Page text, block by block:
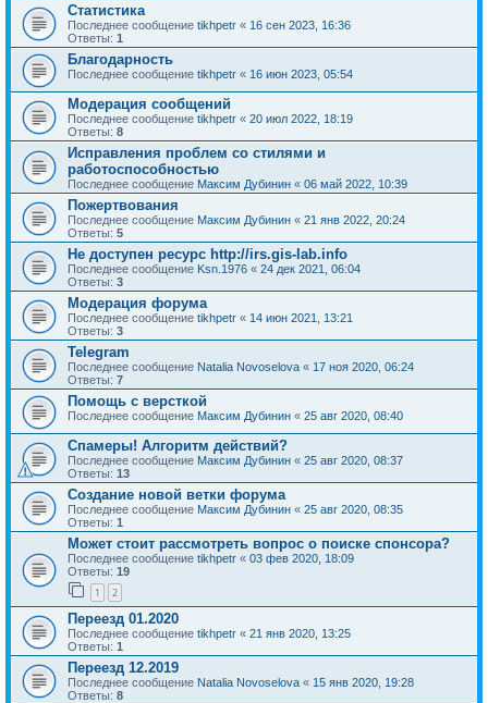
Статистика
Последнее сообщение tikhpetr « 16 сен 2023, 16:36
Ответы: 1
Благодарность
Последнее сообщение tikhpetr « 16 июн 2023, 05:54
Модерация сообщений
Последнее сообщение tikhpetr « 20 июл 2022, 18:19
Ответы: 8
Исправления проблем со стилями и
работоспособностью
Последнее сообщение Максим Дубинин « 06 май 2022, 10:39
Пожертвования
Последнее сообщение Максим Дубинин « 21 янв 2022, 20:24
Ответы: 5
Не доступен ресурс http://irs.gis-lab.info
Последнее сообщение Ksn.1976 « 24 дек 2021, 06:04
Ответы: 3
Модерация форума
Последнее сообщение tikhpetr « 14 июн 2021, 13:21
Ответы: 3
Telegram
Последнее сообщение Natalia Novoselova « 17 ноя 2020, 06:24
Ответы: 7
Помощь с версткой
Последнее сообщение Максим Дубинин « 25 авг 2020, 08:40
Спамеры! Алгоритм действий?
Последнее сообщение Максим Дубинин « 25 авг 2020, 08:37
Ответы: 13
Создание новой ветки форума
Последнее сообщение Максим Дубинин « 25 авг 2020, 08:35
Ответы: 1
Может стоит рассмотреть вопрос о поиске спонсора?
Последнее сообщение tikhpetr « 03 фев 2020, 18:09
Ответы: 19
1 2
Переезд 01.2020
Последнее сообщение tikhpetr « 21 янв 2020, 13:25
Ответы: 1
Переезд 12.2019
Последнее сообщение Natalia Novoselova « 15 янв 2020, 19:28
Ответы: 8